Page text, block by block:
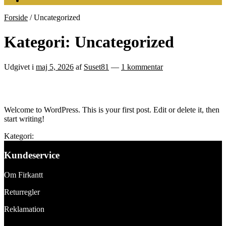
Forside /Uncategorized
Kategori: Uncategorized
Udgivet i maj 5, 2026 af Suset81 — 1 kommentar
Welcome to WordPress. This is your first post. Edit or delete it, then
start writing!
Kategori:
Kundeservice
Om Firkantt
Returregler
Reklamation